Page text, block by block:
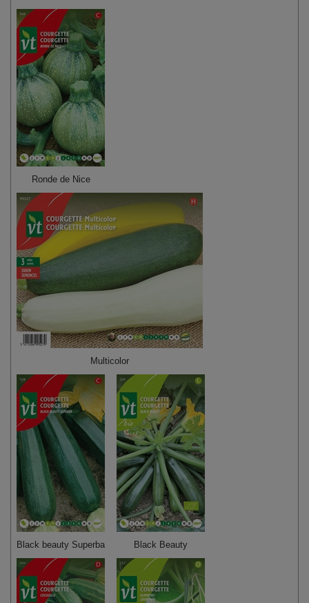
Ronde de Nice
Multicolor
Black beauty Superba Black Beauty